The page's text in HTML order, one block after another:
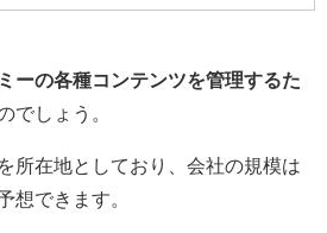
ーの各種コンテンツを管理するた
でしょう。
所在地としており、会社の規模は
想できます。